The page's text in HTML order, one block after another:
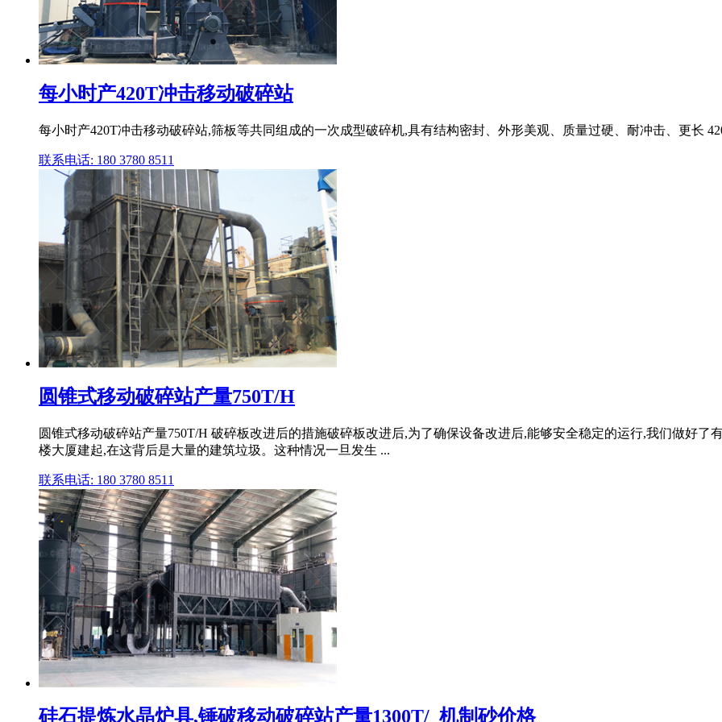
每小时产420T冲击移动破碎站
每小时产420T冲击移动破碎站,筛板等共同组成的一次成型破碎机,具有结构密封、外形美观、质量过硬、耐冲击、更长
联系电话: 180 3780 8511
圆锥式移动破碎站产量750T/H
圆锥式移动破碎站产量750T/H 破碎板改进后的措施破碎板改进后,为了确保设备改进后,能够安全稳定的运行,我们做好
楼大厦建起,在这背后是大量的建筑垃圾。这种情况一旦发生 ...
联系电话: 180 3780 8511
硅石提炼水晶炉具,锤破移动破碎站产量1300T/_机制砂价格